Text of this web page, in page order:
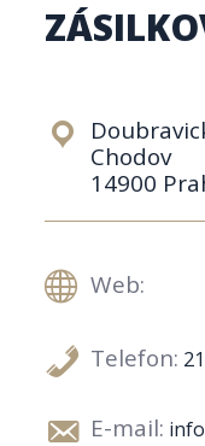
Chodov
14900
Web:
Telefon:
E-mail: